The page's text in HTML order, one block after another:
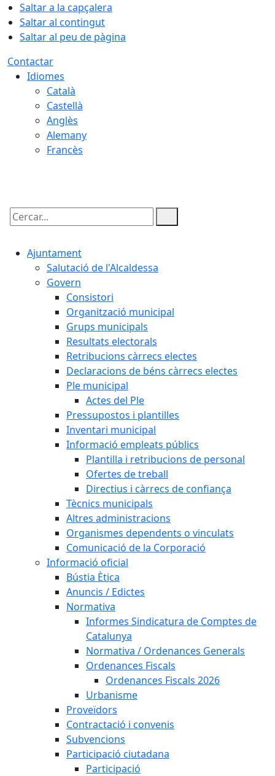
Saltar a la capçalera
Saltar al contingut
Saltar al peu de pàgina
Contactar
Idiomes
Català
Castellà
Anglès
Alemany
Francès
Cercar:
Ajuntament
Salutació de l'Alcaldessa
Govern
Consistori
Organització municipal
Grups municipals
Resultats electorals
Retribucions càrrecs electes
Declaracions de béns càrrecs electes
Ple municipal
Actes del Ple
Pressupostos i plantilles
Inventari municipal
Informació empleats públics
Plantilla i retribucions de personal
Ofertes de treball
Directius i càrrecs de confiança
Tècnics municipals
Altres administracions
Organismes dependents o vinculats
Comunicació de la Corporació
Informació oficial
Bústia Ètica
Anuncis / Edictes
Normativa
Informes Sindicatura de Comptes de
Catalunya
Normativa / Ordenances Generals
Ordenances Fiscals
Ordenances Fiscals 2026
Urbanisme
Proveïdors
Contractació i convenis
Subvencions
Participació ciutadana
Participació